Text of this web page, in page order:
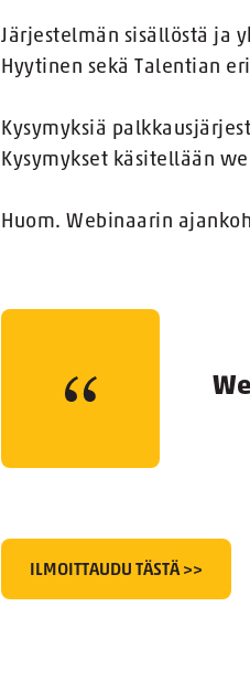
Järjestelmän sisällöstä ja
Hyytinen sekä Talentian
Kysymyksiä
Kysymykset käsitellään
Huom. Webinaarin
ILMOITTAUDU TÄSTÄ >>